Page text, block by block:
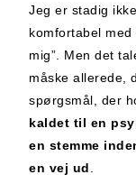
Jeg er stadig
komfortabel
mig”. Men det
måske allerede,
spørgsmål, der
kaldet til en
en stemme
en vej ud.